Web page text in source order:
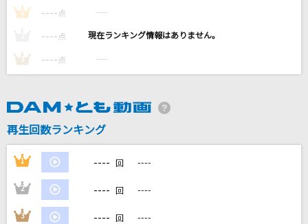
小桃音まい
ちゃんみな
エレファントカシマシ
ケセラセラ
Mrs. GREEN APPLE
[生音]真夏の果実
サザンオールスターズ
1 ---- 点 ----
---- 点 ----
3 ---- 点 ----
再生回数ランキング
1 ---- 回 ----
2 ---- 回 ----
3 ---- 回 ----